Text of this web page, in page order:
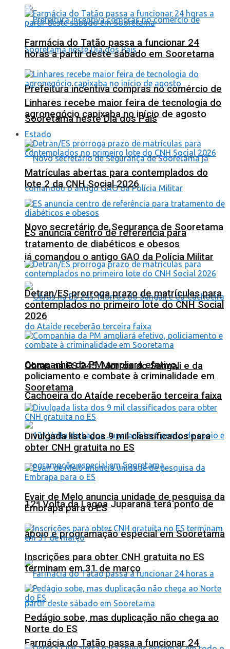
Prefeitura incentiva compras no comércio de
Sooretama neste Dia dos Pais
Novo secretário de Segurança de Sooretama
já comandou o antigo GAO da Polícia Militar
Obras na ES 245: Morros do Sangali e da
Cachoeira do Ataíde receberão terceira faixa
12ª Volta da Lagoa Juparanã terá ponto de
apoio e programação especial em Sooretama
Farmácia do Tatão passa a funcionar 24
Farmácia do Tatão passa a funcionar 24
horas a partir deste sábado em Sooretama
Linhares recebe maior feira de tecnologia do
agronegócio capixaba no início de agosto
Estado
Matrículas abertas para contemplados do
lote 2 da CNH Social 2026
ES anuncia centro de referência para
tratamento de diabéticos e obesos
Detran/ES prorroga prazo de matrículas para
contemplados no primeiro lote do CNH Social
2026
Companhia da PM ampliará efetivo,
policiamento e combate à criminalidade em
Sooretama
Divulgada lista dos 9 mil classificados para
obter CNH gratuita no ES
Evair de Melo anuncia unidade de pesquisa da
Embrapa para o ES
Inscrições para obter CNH gratuita no ES
terminam em 31 de março
Pedágio sobe, mas duplicação não chega ao
Norte do ES